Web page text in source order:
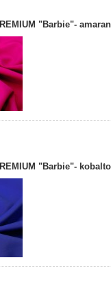
"Barbie"-
"Barbie"-